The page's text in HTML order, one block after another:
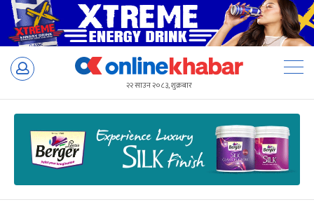
Skip
२२ साउन २०८३, शुक्रबार